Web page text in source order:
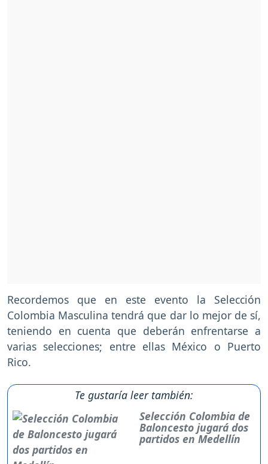
Recordemos que en este evento la Selección
Colombia Masculina tendrá que dar lo mejor de sí,
teniendo en cuenta que deberán enfrentarse a
varias selecciones; entre ellas México o Puerto
Rico.
Te gustaría leer también:
Selección Colombia de
Baloncesto jugará dos
partidos en Medellín